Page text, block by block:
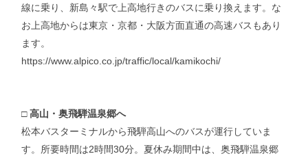
線に乗り、新島々駅で上高地行きのバスに乗り換えます。な
お上高地からは東京・京都・大阪方面直通の高速バスもあり
ます。
https://www.alpico.co.jp/traffic/local/kamikochi/
□高山・奥飛騨温泉郷へ
松本バスターミナルから飛騨高山へのバスが運行していま
す。所要時間は2時間30分。夏休み期間中は、奥飛騨温泉郷